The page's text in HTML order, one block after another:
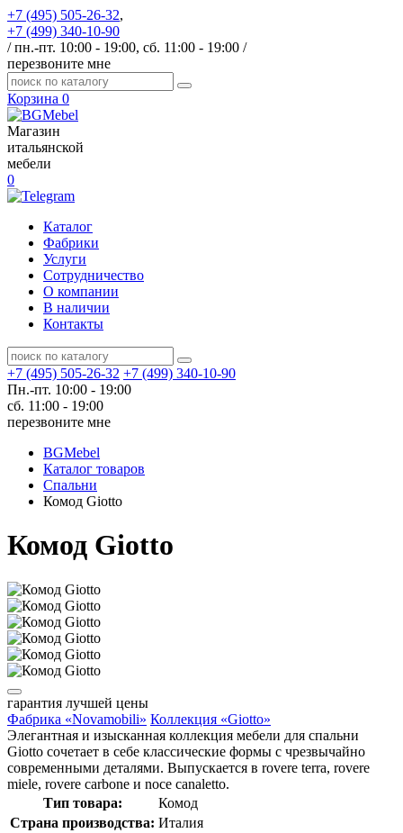
+7 (495) 505-26-32,
+7 (499) 340-10-90
/ пн.-пт. 10:00 - 19:00, сб. 11:00 - 19:00 /
перезвоните мне
Корзина 0
Магазин
итальянской
мебели
0
Каталог
Фабрики
Услуги
Сотрудничество
О компании
В наличии
Контакты
+7 (495) 505-26-32 +7 (499) 340-10-90
Пн.-пт. 10:00 - 19:00
сб. 11:00 - 19:00
перезвоните мне
BGMebel
Каталог товаров
Спальни
Комод Giotto
Комод Giotto
гарантия лучшей цены
Фабрика «Novamobili» Коллекция «Giotto»
Элегантная и изысканная коллекция мебели для спальни
Giotto сочетает в себе классические формы с чрезвычайно
современными деталями. Выпускается в rovere terra, rovere
miele, rovere carbone и noce canaletto.
Тип товара:
Комод
Страна производства: Италия